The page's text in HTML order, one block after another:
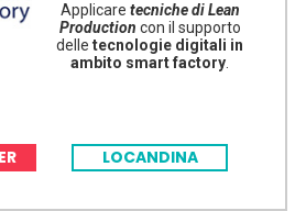
Applicare tecniche di Lean
Production con il supporto
delletecnologie digitali in
ambito smart factory
LOCANDINA